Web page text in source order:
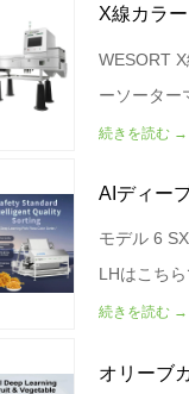
X線カラ
ー機
WESORT
ーソーター
は、高度な
ーニングア
ムを組み合
食品品質管
除去のため
ョンを提供
続きを読む →
AIディー
ングミー
スカラー
モデル 6
LHはこち
容量（キロ
（キロワッ
続きを読む →
オリーブ